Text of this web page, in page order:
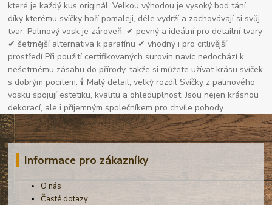
které je každý kus originál. Velkou výhodou je vysoký bod tání,
díky kterému svíčky hoří pomaleji, déle vydrží a zachovávají si svůj
tvar. Palmový vosk je zároveň: ✔ pevný a ideální pro detailní tvary
✔ šetrnější alternativa k parafínu ✔ vhodný i pro citlivější
prostředí Při použití certifikovaných surovin navíc nedochází k
nešetrnému zásahu do přírody, takže si můžete užívat krásu svíček
s dobrým pocitem. 🕯 Malý detail, velký rozdíl Svíčky z palmového
vosku spojují estetiku, kvalitu a ohleduplnost. Jsou nejen krásnou
dekorací, ale i příjemným společníkem pro chvíle pohody.
Informace pro zákazníky
O nás
Časté dotazy